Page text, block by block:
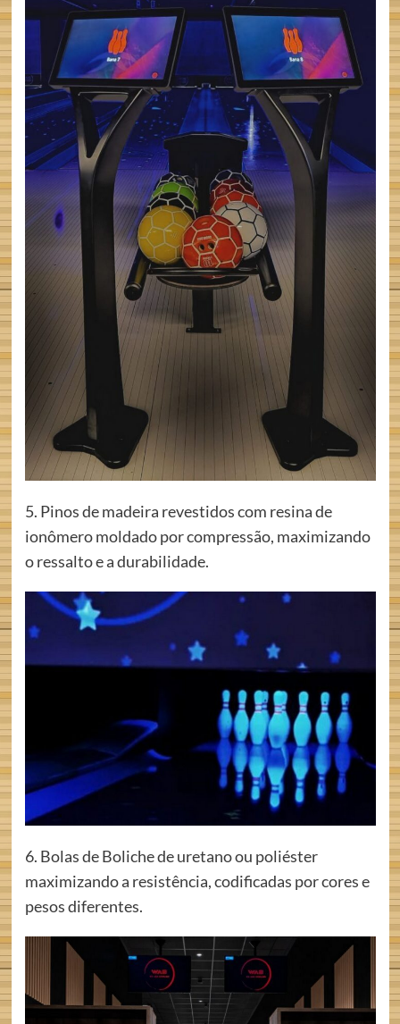
5. Pinos de madeira revestidos com resina de
ionômero moldado por compressão, maximizando
o ressalto e a durabilidade.
6. Bolas de Boliche de uretano ou poliéster
maximizando a resistência, codificadas por cores e
pesos diferentes.